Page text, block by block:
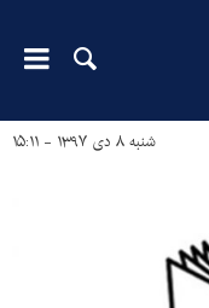
شنبه ۸ دی ۱۳۹۷ - ۱۵:۱۱